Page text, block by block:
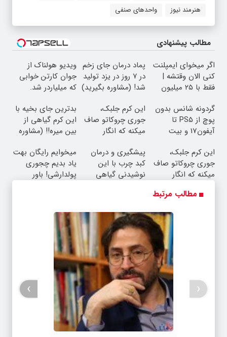
هنرمند نیوز
واحدهای صنفی
مطالب پیشنهادی
اگر میخوای ایمپلنت
کنی الان وقتشه |
فقط با ۲۵ میلیون
پماد درمان جای زخم
در ۷ روز در یزد تولید
شد! (مشاوره بگیرید)
ویدیو هولناک از
جوان کارتن خوابی
که میلیاردر شد.
گردونه شانس بدون
پوچ از PS5 تا
آیفون17 و بیت
این کرم جلبک،
جوری چروکاتو صاف
میکنه که انگار
(تخفیف ویژه)
بدترین جای بخیه با
این کرم گیاهی از
بین میره‼️ (مشاوره
این کرم جلبک،
جوری چروکاتو صاف
میکنه که انگار
(تخفیف ویژه)
پیشگیری و درمان
کبد چرب با این
نوشیدنی گیاهی
میخوایم رایگان بهت
یاد بدیم چجوری
پولدارشی! باور
مطالب مرتبط
‹
›